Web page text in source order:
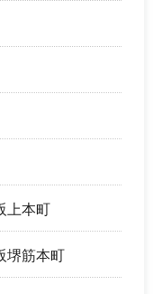
上本町
堺筋本町